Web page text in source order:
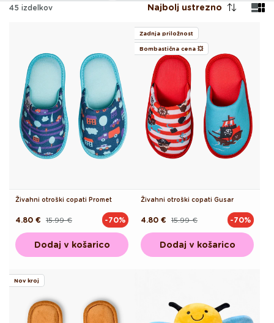
45 izdelkov Najbolj ustrezno
Živahni otroški copati Promet
Redna 15.99 €
Akcijska
4.80 € -70%
Dodaj v košarico
Zadnja priložnost
Bombastična cena 💥
Živahni otroški copati Gusar
Redna 15.99 €
Akcijska
4.80 € -70%
Dodaj v košarico
Nov kroj